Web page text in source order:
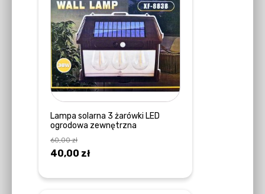
Lampa solarna 3 żarówki LED
ogrodowa zewnętrzna
60,00zł
Pierwotna
wynosiła:
40,00 złAktualna
wynosi: